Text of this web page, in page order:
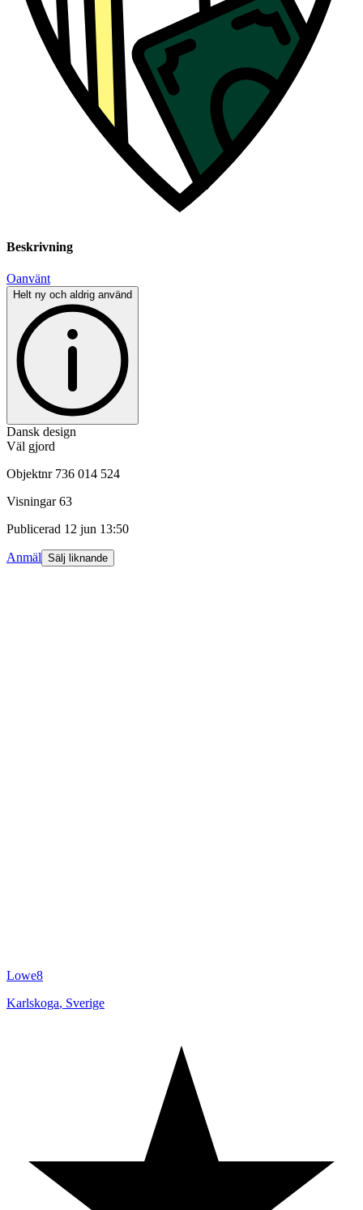
Beskrivning
Oanvänt
Helt ny och aldrig använd
Dansk design
Väl gjord
Objektnr 736 014 524
Visningar 63
Publicerad 12 jun 13:50
Anmäl Sälj liknande
Lowe8
Karlskoga, Sverige